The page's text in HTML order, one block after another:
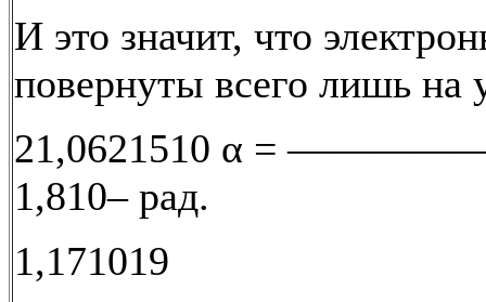
И это значит, что
повернуты всего лишь на
21,0621510 α =
1,810– рад.
1,171019